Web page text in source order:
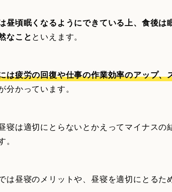
昼頃眠くなるようにできている上、食後
なことといえます。
は疲労の回復や仕事の作業効率のアップ
分かっています。
寝は適切にとらないとかえってマイナス
は昼寝のメリットや、昼寝を適切にとるた